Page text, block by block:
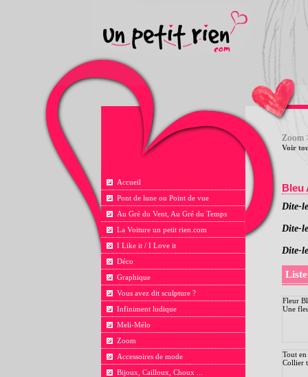
Accueil
Pont de lune ou Point de vue
Au Gré du Vent, Au Gré du Temps
La Voiture un petit rien.com
I Like it / I Love it
Déco
Graphique
Vous avez dit sculpture ?
Infiniment ludique
Meli-Mélo
Zoom
Accessoires de mode
Bijoux, Cailloux, Choux ...
Zoom
Voir
Bleu
Dite-
Dite-
Dite-
Fleur
Une
Tout
Collier